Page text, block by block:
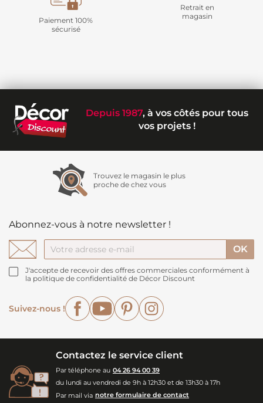
Paiement 100%
sécurisé
Retrait en
magasin
Depuis 1987, à vos côtés pour tous
vos projets !
Trouvez le magasin le plus
proche de chez vous
Abonnez-vous à notre newsletter !
J'accepte de recevoir des offres commerciales conformément à
la politique de confidentialité de Décor Discount
Suivez-nous !
FacebookYouTubePinterest
Contactez le service client
Par téléphone au 04 26 94 00 39
du lundi au vendredi de 9h à 12h30 et de 13h30 à 17h
Par mail via notre formulaire de contact